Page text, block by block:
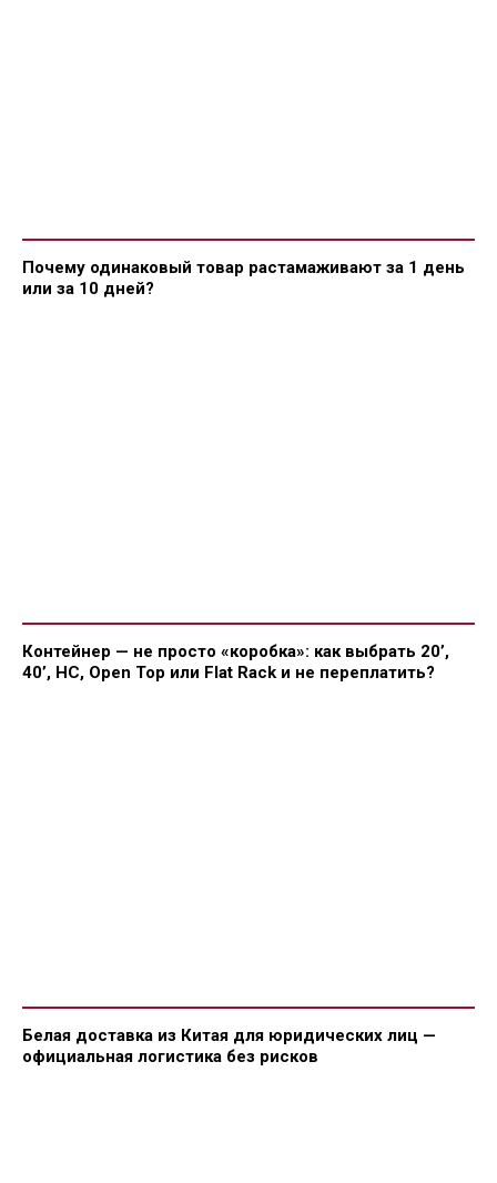
Почему одинаковый товар растамаживают за 1 день
или за 10 дней?
Контейнер — не просто «коробка»: как выбрать 20’,
40’, HC, Open Top или Flat Rack и не переплатить?
Белая доставка из Китая для юридических лиц —
официальная логистика без рисков